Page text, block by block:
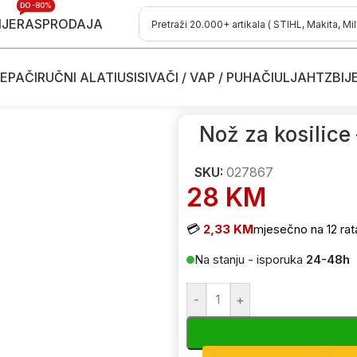
RASPRODAJA
DO -80%
RUČNI ALATIUSISIVAČI / VAP / PUHAČIULJAHTZ
Noževi i rezni listovi za kosilice-
Nož za
SKU: 027867
28 KM
💳 2,33 KMmjesečno na 12
Na stanju - isporuka 24-48h
- +